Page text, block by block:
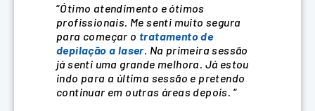
“Ótimo atendimento e ótimos
profissionais. Me senti muito segura
para começar o tratamento de
depilação a laser. Na primeira sessão
já senti uma grande melhora. Já estou
indo para a última sessão e pretendo
continuar em outras áreas depois. “